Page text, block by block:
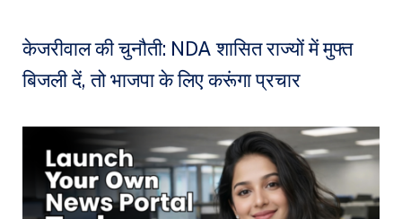
केजरीवाल की चुनौती: NDA शासित राज्यों में मुफ्त
बिजली दें, तो भाजपा के लिए करूंगा प्रचार